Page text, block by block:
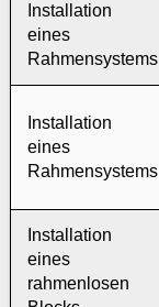
Installation
eines
Rahmensystems
Installation
eines
Rahmensystems
Installation
eines
rahmenlosen